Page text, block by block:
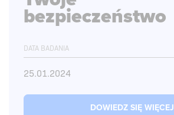
bezpieczeństwo
DATA BADANIA
25.01.2024
DOWIEDZ SIĘ WIĘCEJ